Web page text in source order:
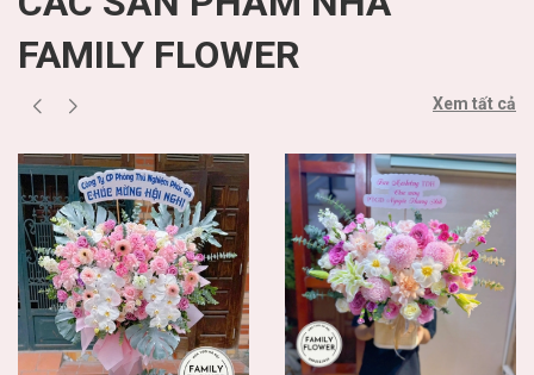
FAMILY FLOWER
Xem tất cả